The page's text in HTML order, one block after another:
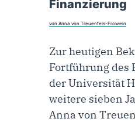
Finanzierung
von Anna von Treuenfels-Frowein
Zur heutigen
Fortführung des
der Universität
weitere sieben
Anna von